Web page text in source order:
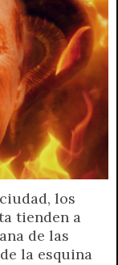
los
tienden a
de las
la esquina